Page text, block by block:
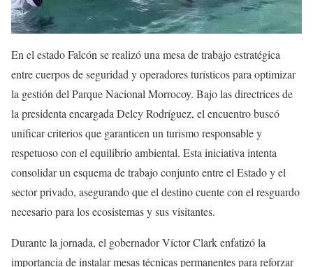
En el estado Falcón se realizó una mesa de trabajo estratégica
entre cuerpos de seguridad y operadores turísticos para optimizar
la gestión del Parque Nacional Morrocoy. Bajo las directrices de
la presidenta encargada Delcy Rodríguez, el encuentro buscó
unificar criterios que garanticen un turismo responsable y
respetuoso con el equilibrio ambiental. Esta iniciativa intenta
consolidar un esquema de trabajo conjunto entre el Estado y el
sector privado, asegurando que el destino cuente con el resguardo
necesario para los ecosistemas y sus visitantes.
Durante la jornada, el gobernador Víctor Clark enfatizó la
importancia de instalar mesas técnicas permanentes para reforzar